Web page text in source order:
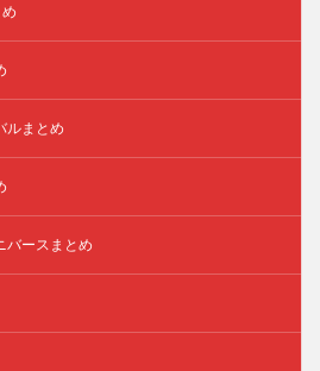
ルまとめ
バースまとめ